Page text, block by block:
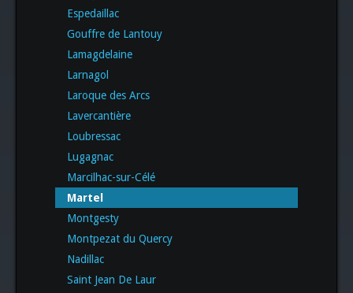
Espedaillac
Gouffre de Lantouy
Lamagdelaine
Larnagol
Laroque des Arcs
Lavercantière
Loubressac
Lugagnac
Marcilhac-sur-Célé
Martel
Montgesty
Montpezat du Quercy
Nadillac
Saint Jean De Laur